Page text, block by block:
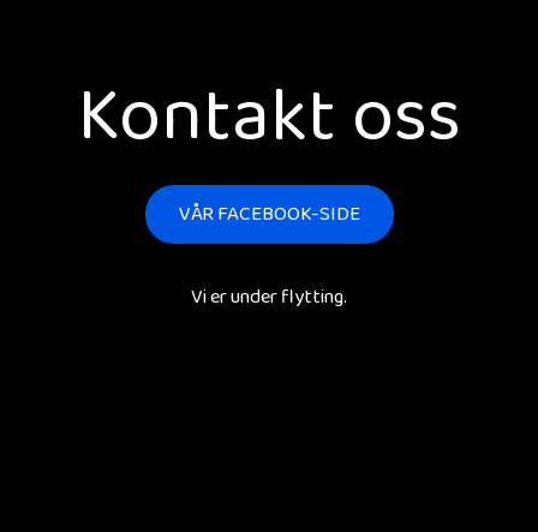
Kontakt oss
VÅR FACEBOOK-SIDE
Vi er under flytting.